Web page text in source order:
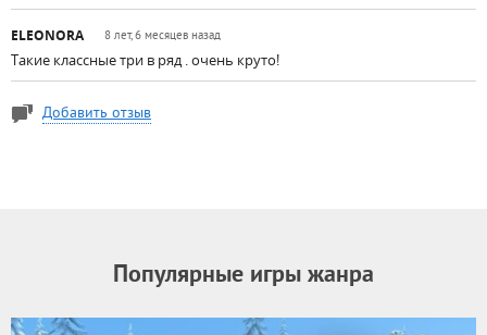
ELEONORA 8 лет, 6 месяцев назад
Такие классные три в ряд . очень круто!
Добавить отзыв
Популярные игры жанра